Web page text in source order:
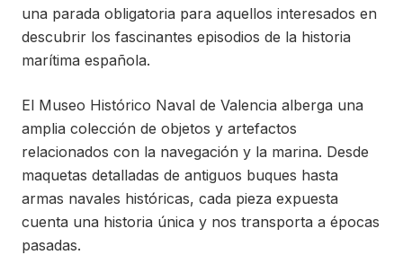
una parada obligatoria para aquellos interesados en
descubrir los fascinantes episodios de la historia
marítima española.
El Museo Histórico Naval de Valencia alberga una
amplia colección de objetos y artefactos
relacionados con la navegación y la marina. Desde
maquetas detalladas de antiguos buques hasta
armas navales históricas, cada pieza expuesta
cuenta una historia única y nos transporta a épocas
pasadas.